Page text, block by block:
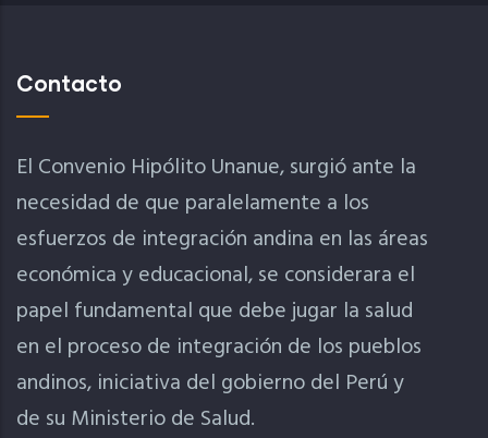
Contacto
El Convenio Hipólito Unanue, surgió ante la
necesidad de que paralelamente a los
esfuerzos de integración andina en las áreas
económica y educacional, se considerara el
papel fundamental que debe jugar la salud
en el proceso de integración de los pueblos
andinos, iniciativa del gobierno del Perú y
de su Ministerio de Salud.